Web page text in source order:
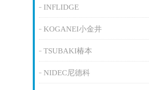
INFLIDGE
KOGANEI小金井
TSUBAKI椿本
NIDEC尼德科